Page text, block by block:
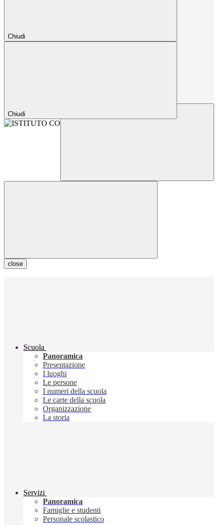
Chiudi
Chiudi
close
Scuola
Panoramica
Presentazione
I luoghi
Le persone
I numeri della scuola
Le carte della scuola
Organizzazione
La storia
Servizi
Panoramica
Famiglie e studenti
Personale scolastico